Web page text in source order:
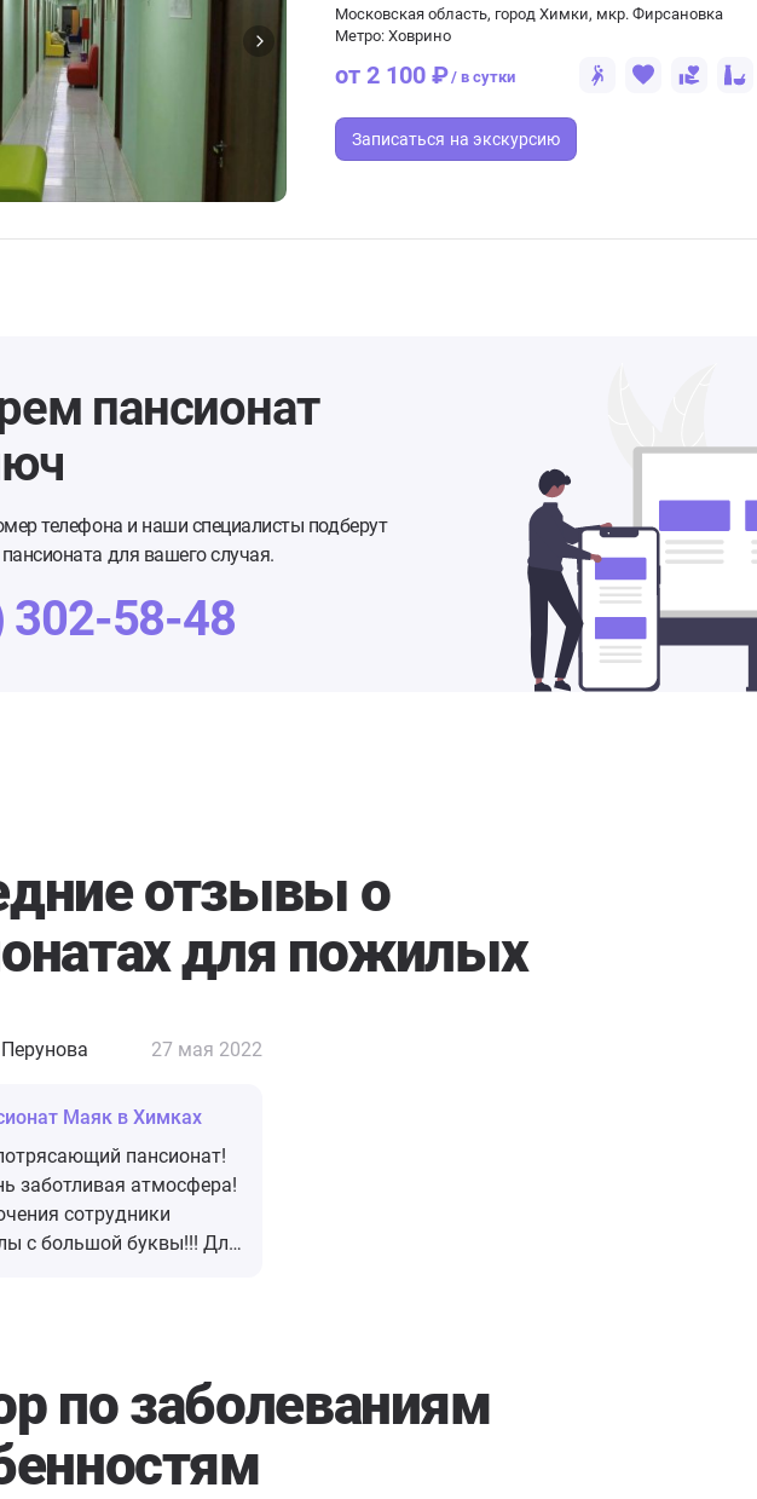
Московская область, город Химки, мкр. Фирсановка
Метро: Ховрино
от 2 100 ₽/ в сутки
Записаться на экскурсию
пансионат
телефона и наши специалисты подберут
для вашего случая.
302-58-48
отзывы о
для пожилых
27 мая 2022
Маяк в Химках
пансионат!
заботливая атмосфера!
сотрудники
с большой буквы!!! Для
пациентов!
здесь можно
старость!!!
по заболеваниям